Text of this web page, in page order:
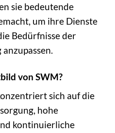
sie bedeutende
um ihre Dienste
Bedürfnisse der
von SWM?
sich auf die
hohe
kontinuierliche